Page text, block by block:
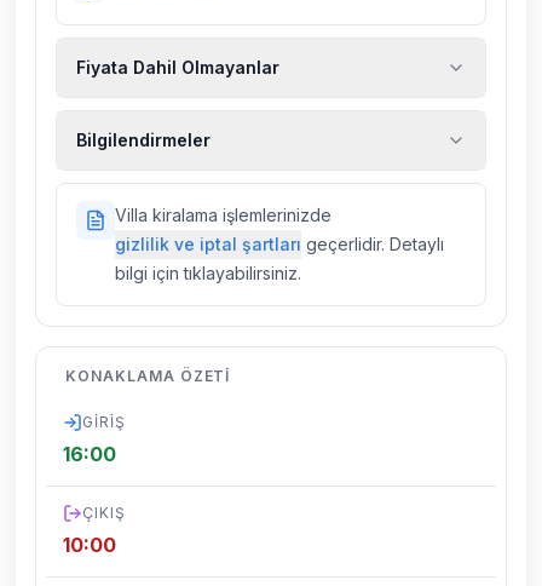
Fiyata Dahil Olmayanlar
sigortaları fiyatlara dahil değildir.
Bilgilendirmeler
villalarımızda düzenli olarak ilaçlama
yapılmaktadır. Buna rağmen çevrede
kelebek, böcek, sinek vs. bulunma ihtimali
dönemsel olarak altyapı çalışmaları
yapılabilmektedir. Bu çalışma nedeniyle yol
Villa kiralama işlemlerinizde
gizlilik ve iptal şartları geçerlidir. Detaylı
bilgi için tıklayabilirsiniz.
KONAKLAMA ÖZETI
GIRIŞ
16:00
ÇIKIŞ
10:00